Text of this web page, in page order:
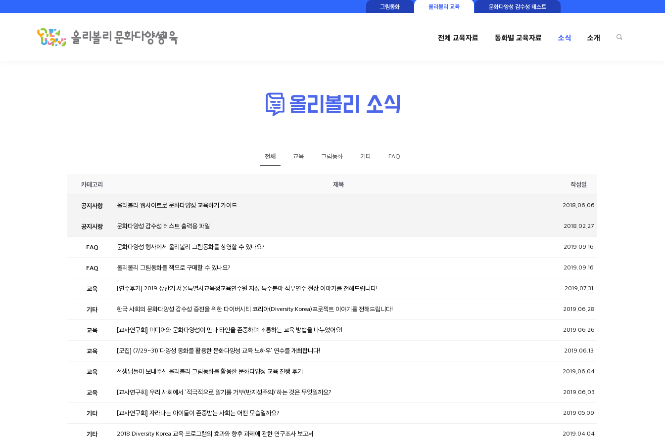
그림동화 올리볼리 교육 문화다양성 감수성 테스트
전체 교육자료 동화별 교육자료 소식 소개
전체 교육 그림동화 기타 FAQ
카테고리 제목 작성일
공지사항 올리볼리 웹사이트로 문화다양성 교육하기 가이드 2018.06.06
공지사항 문화다양성 감수성 테스트 출력용 파일 2018.02.27
FAQ 문화다양성 행사에서 올리볼리 그림동화를 상영할 수 있나요? 2019.09.16
FAQ 올리볼리 그림동화를 책으로 구매할 수 있나요? 2019.09.16
교육 [연수후기] 2019 상반기 서울특별시교육청교육연수원 지정 특수분야 직무연수 현장 이야기를 전해드립니다! 2019.07.31
기타 한국 사회의 문화다양성 감수성 증진을 위한 다이버시티 코리아(Diversity Korea)프로젝트 이야기를 전해드립니다! 2019.06.28
교육 [교사연구회] 미디어와 문화다양성이 만나 타인을 존중하며 소통하는 교육 방법을 나누었어요! 2019.06.26
교육 [모집] (7/29~31)'다양성 동화를 활용한 문화다양성 교육 노하우' 연수를 개최합니다! 2019.06.13
교육 선생님들이 보내주신 올리볼리 그림동화를 활용한 문화다양성 교육 진행 후기 2019.06.04
교육 [교사연구회] 우리 사회에서 '적극적으로 알기를 거부(반지성주의)'하는 것은 무엇일까요? 2019.06.03
기타 [교사연구회] 자라나는 아이들이 존중받는 사회는 어떤 모습일까요? 2019.05.09
기타 2018 Diversity Korea 교육 프로그램의 효과와 향후 과제에 관한 연구조사 보고서 2019.04.04